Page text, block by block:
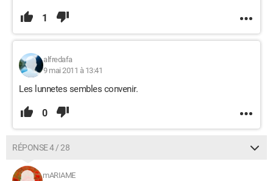
1
alfredafa
9 mai 2011 à 13:41
Les lunnetes sembles convenir.
0
RÉPONSE 4 / 28
mARIAME